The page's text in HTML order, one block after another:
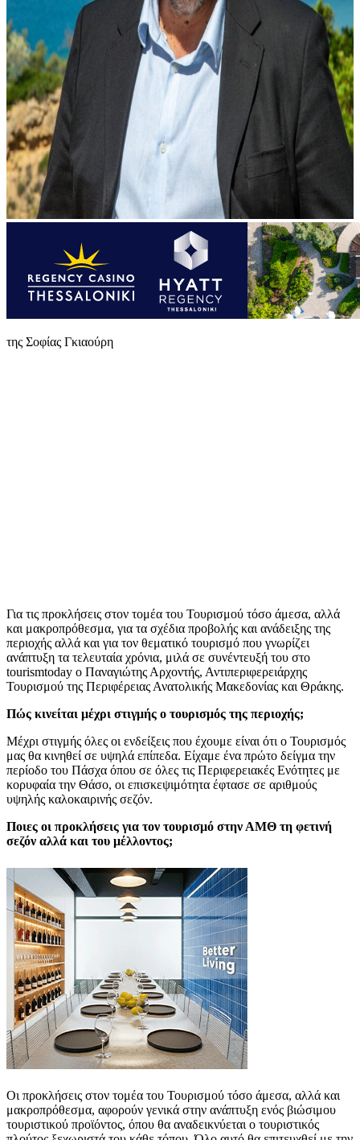
της Σοφίας Γκιαούρη
Για τις προκλήσεις στον τομέα του Τουρισμού τόσο άμεσα, αλλά
και μακροπρόθεσμα, για τα σχέδια προβολής και ανάδειξης της
περιοχής αλλά και για τον θεματικό τουρισμό που γνωρίζει
ανάπτυξη τα τελευταία χρόνια, μιλά σε συνέντευξή του στο
tourismtoday ο Παναγιώτης Αρχοντής, Αντιπεριφερειάρχης
Τουρισμού της Περιφέρειας Ανατολικής Μακεδονίας και Θράκης.
Πώς κινείται μέχρι στιγμής ο τουρισμός της περιοχής;
Μέχρι στιγμής όλες οι ενδείξεις που έχουμε είναι ότι ο Τουρισμός
μας θα κινηθεί σε υψηλά επίπεδα. Είχαμε ένα πρώτο δείγμα την
περίοδο του Πάσχα όπου σε όλες τις Περιφερειακές Ενότητες με
κορυφαία την Θάσο, οι επισκεψιμότητα έφτασε σε αριθμούς
υψηλής καλοκαιρινής σεζόν.
Ποιες οι προκλήσεις για τον τουρισμό στην ΑΜΘ τη φετινή
σεζόν αλλά και του μέλλοντος;
Οι προκλήσεις στον τομέα του Τουρισμού τόσο άμεσα, αλλά και
μακροπρόθεσμα, αφορούν γενικά στην ανάπτυξη ενός βιώσιμου
τουριστικού προϊόντος, όπου θα αναδεικνύεται ο τουριστικός